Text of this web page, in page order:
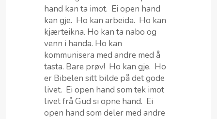
hand kan ta imot. Ei open hand
kan gje. Ho kan arbeida. Ho kan
kjærteikna. Ho kan ta nabo og
venn i handa. Ho kan
kommunisera med andre med å
tasta. Bare prøv! Ho kan gje. Ho
er Bibelen sitt bilde på det gode
livet. Ei open hand som tek imot
livet frå Gud si opne hand. Ei
open hand som deler med andre